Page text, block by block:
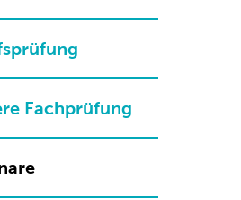
Fachprüfung